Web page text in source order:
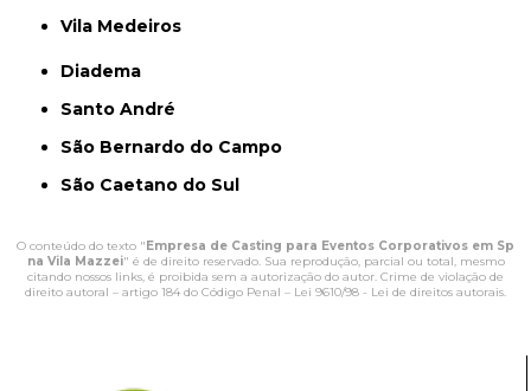
Vila Medeiros
Diadema
Santo André
São Bernardo do Campo
São Caetano do Sul
O conteúdo do texto "Empresa de Casting para Eventos Corporativos em Sp
na Vila Mazzei" é de direito reservado. Sua reprodução, parcial ou total, mesmo
citando nossos links, é proibida sem a autorização do autor. Crime de violação de
direito autoral – artigo 184 do Código Penal – Lei 9610/98 - Lei de direitos autorais.